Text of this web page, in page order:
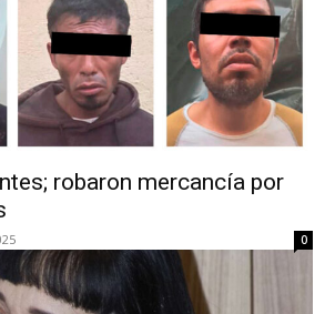
robaron mercancía por
0